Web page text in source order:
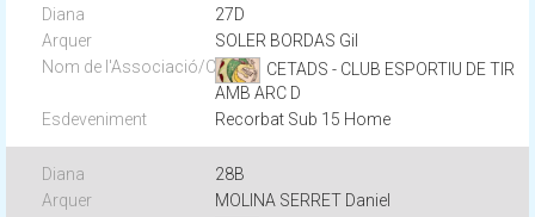
27D
SOLER BORDAS Gil
CETADS - CLUB ESPORTIU DE TIR
AMB ARC D
Recorbat Sub 15 Home
28B
MOLINA SERRET Daniel